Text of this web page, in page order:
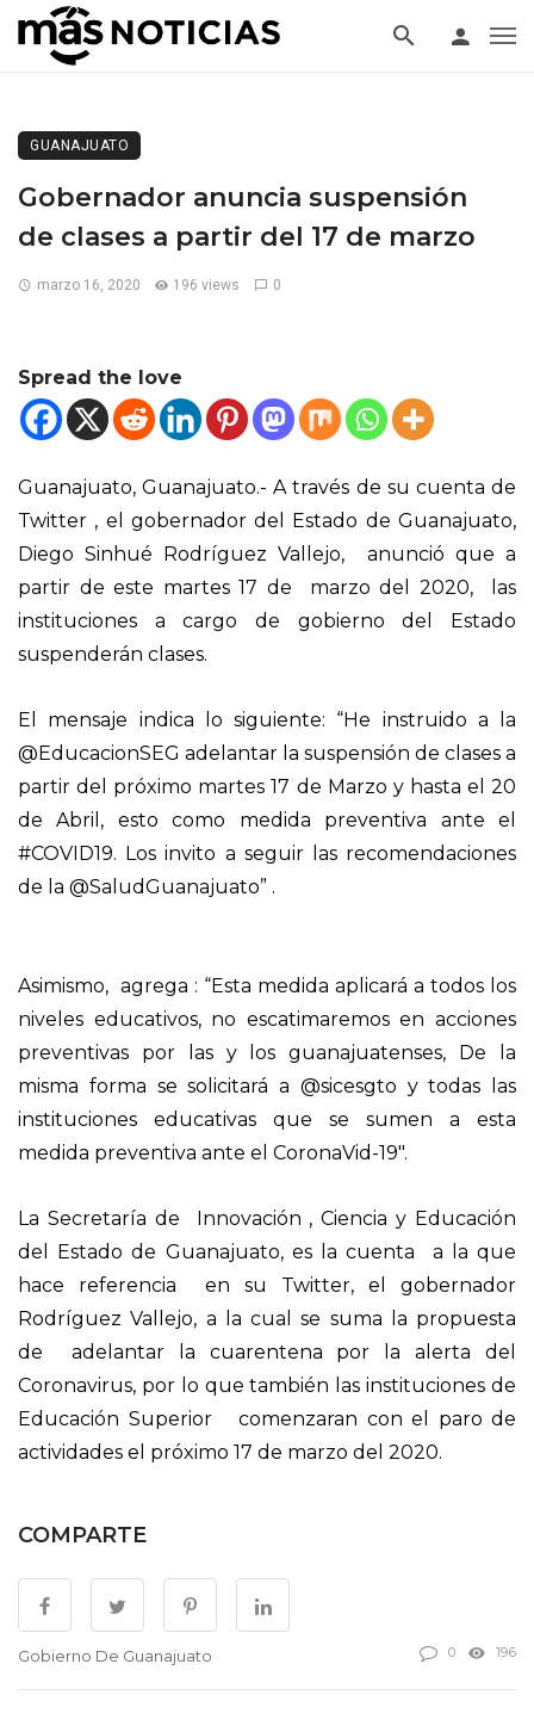
GUANAJUATO
Gobernador anuncia suspensión
de clases a partir del 17 de marzo
marzo 16, 2020 196 views 0
Spread the love
Guanajuato, Guanajuato.- A través de su cuenta de
Twitter , el gobernador del Estado de Guanajuato,
Diego Sinhué Rodríguez Vallejo, anunció que a
partir de este martes 17 de marzo del 2020, las
instituciones a cargo de gobierno del Estado
suspenderán clases.
El mensaje indica lo siguiente: “He instruido a la
@EducacionSEG adelantar la suspensión de clases a
partir del próximo martes 17 de Marzo y hasta el 20
de Abril, esto como medida preventiva ante el
#COVID19. Los invito a seguir las recomendaciones
de la @SaludGuanajuato” .
Asimismo, agrega : “Esta medida aplicará a todos los
niveles educativos, no escatimaremos en acciones
preventivas por las y los guanajuatenses, De la
misma forma se solicitará a @sicesgto y todas las
instituciones educativas que se sumen a esta
medida preventiva ante el CoronaVid-19″.
La Secretaría de Innovación , Ciencia y Educación
del Estado de Guanajuato, es la cuenta a la que
hace referencia en su Twitter, el gobernador
Rodríguez Vallejo, a la cual se suma la propuesta
de adelantar la cuarentena por la alerta del
Coronavirus, por lo que también las instituciones de
Educación Superior comenzaran con el paro de
actividades el próximo 17 de marzo del 2020.
COMPARTE
Gobierno De Guanajuato 0 196